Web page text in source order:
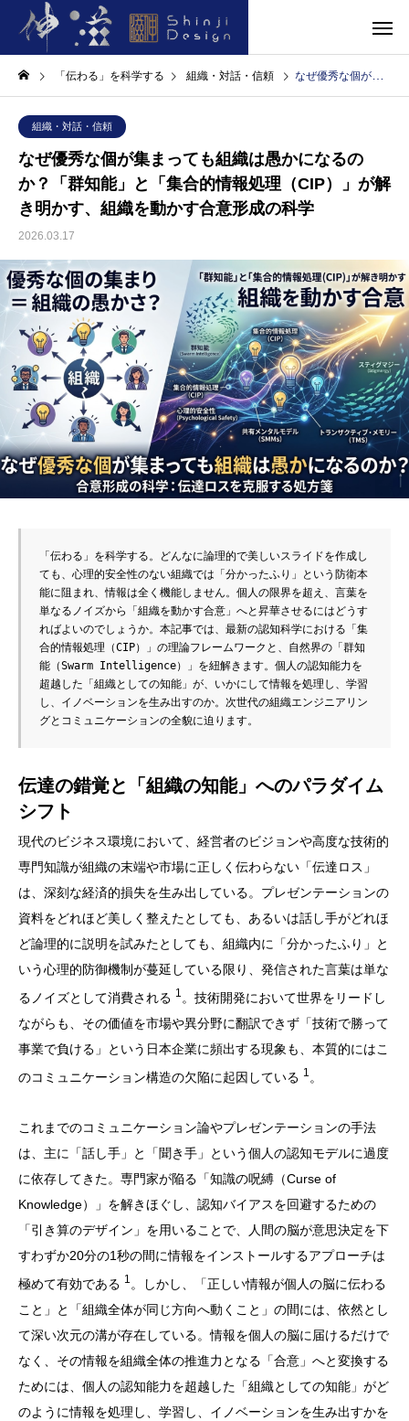
「伝わる」を科学する 組織・対話・信頼 なぜ優秀な個が集まっても組織は愚かになるのか？「群知能」と「集合的情報処理（CIP）」が解き明かす、組織を動かす合意形成の科学
組織・対話・信頼
なぜ優秀な個が集まっても組織は愚かになるの
か？「群知能」と「集合的情報処理（CIP）」が解
き明かす、組織を動かす合意形成の科学
2026.03.17
「伝わる」を科学する。どんなに論理的で美しいスライドを作成し
ても、心理的安全性のない組織では「分かったふり」という防衛本
能に阻まれ、情報は全く機能しません。個人の限界を超え、言葉を
単なるノイズから「組織を動かす合意」へと昇華させるにはどうす
ればよいのでしょうか。本記事では、最新の認知科学における「集
合的情報処理（CIP）」の理論フレームワークと、自然界の「群知
能（Swarm Intelligence）」を紐解きます。個人の認知能力を
超越した「組織としての知能」が、いかにして情報を処理し、学習
し、イノベーションを生み出すのか。次世代の組織エンジニアリン
グとコミュニケーションの全貌に迫ります。
伝達の錯覚と「組織の知能」へのパラダイム
シフト
現代のビジネス環境において、経営者のビジョンや高度な技術的
専門知識が組織の末端や市場に正しく伝わらない「伝達ロス」
は、深刻な経済的損失を生み出している。プレゼンテーションの
資料をどれほど美しく整えたとしても、あるいは話し手がどれほ
ど論理的に説明を試みたとしても、組織内に「分かったふり」と
いう心理的防御機制が蔓延している限り、発信された言葉は単な
るノイズとして消費される 1 。技術開発において世界をリードし
ながらも、その価値を市場や異分野に翻訳できず「技術で勝って
事業で負ける」という日本企業に頻出する現象も、本質的にはこ
のコミュニケーション構造の欠陥に起因している 1 。
これまでのコミュニケーション論やプレゼンテーションの手法
は、主に「話し手」と「聞き手」という個人の認知モデルに過度
に依存してきた。専門家が陥る「知識の呪縛（Curse of
Knowledge）」を解きほぐし、認知バイアスを回避するための
「引き算のデザイン」を用いることで、人間の脳が意思決定を下
すわずか20分の1秒の間に情報をインストールするアプローチは
極めて有効である 1 。しかし、「正しい情報が個人の脳に伝わる
こと」と「組織全体が同じ方向へ動くこと」の間には、依然とし
て深い次元の溝が存在している。情報を個人の脳に届けるだけで
なく、その情報を組織全体の推進力となる「合意」へと変換する
ためには、個人の認知能力を超越した「組織としての知能」がど
のように情報を処理し、学習し、イノベーションを生み出すかを